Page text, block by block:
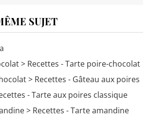
SUJET
> Recettes - Tarte poire-chocolat
> Recettes - Gâteau aux poires
- Tarte aux poires classique
> Recettes - Tarte amandine